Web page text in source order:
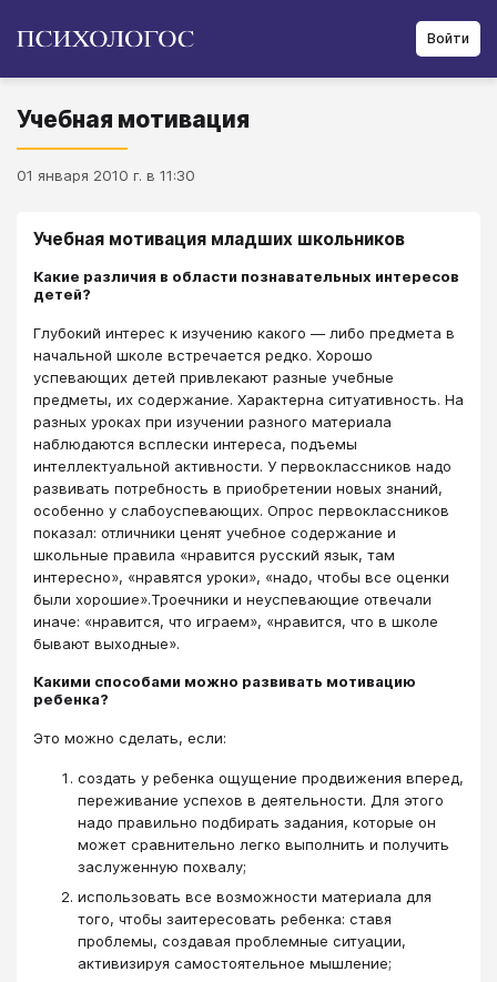
Войти
Учебная мотивация
01 января 2010 г. в 11:30
Учебная мотивация младших школьников
Какие различия в области познавательных интересов
детей?
Глубокий интерес к изучению какого ― либо предмета в
начальной школе встречается редко. Хорошо
успевающих детей привлекают разные учебные
предметы, их содержание. Характерна ситуативность. На
разных уроках при изучении разного материала
наблюдаются всплески интереса, подъемы
интеллектуальной активности. У первоклассников надо
развивать потребность в приобретении новых знаний,
особенно у слабоуспевающих. Опрос первоклассников
показал: отличники ценят учебное содержание и
школьные правила «нравится русский язык, там
интересно», «нравятся уроки», «надо, чтобы все оценки
были хорошие».Троечники и неуспевающие отвечали
иначе: «нравится, что играем», «нравится, что в школе
бывают выходные».
Какими способами можно развивать мотивацию
ребенка?
Это можно сделать, если:
создать у ребенка ощущение продвижения вперед,
переживание успехов в деятельности. Для этого
надо правильно подбирать задания, которые он
может сравнительно легко выполнить и получить
заслуженную похвалу;
использовать все возможности материала для
того, чтобы заитересовать ребенка: ставя
проблемы, создавая проблемные ситуации,
активизируя самостоятельное мышление;